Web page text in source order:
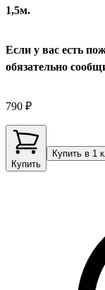
1,5м.
Если у вас есть
обязательно
790 ₽
Купить
Купить в 1